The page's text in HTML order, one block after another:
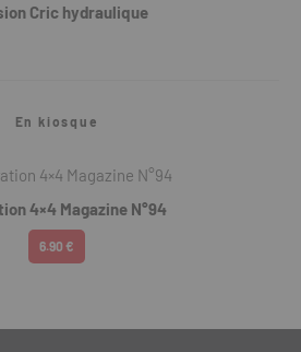
Cric hydraulique
En kiosque
4×4 Magazine N°94
6.90 €